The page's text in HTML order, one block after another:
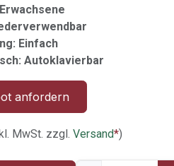
Einfach
Autoklavierbar
anfordern
MwSt. zzgl. Versand*)